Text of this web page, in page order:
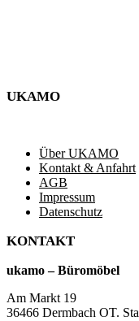
UKAMO
Über UKAMO
Kontakt & Anfahrt
AGB
Impressum
Datenschutz
KONTAKT
ukamo – Büromöbel
Am Markt 19
36466 Dermbach OT.